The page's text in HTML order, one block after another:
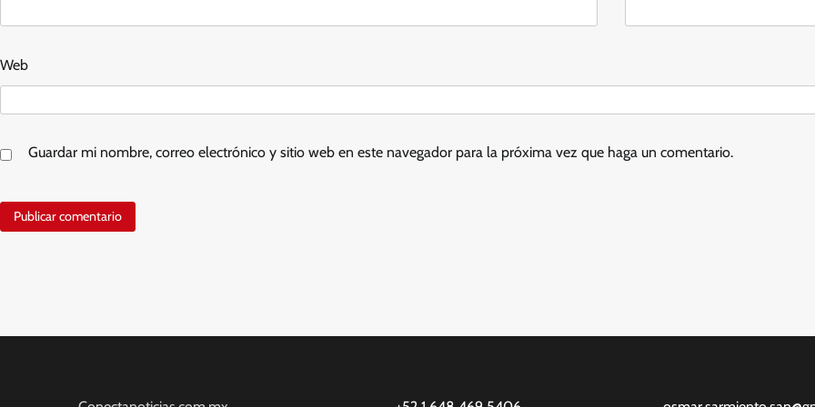
Web
Guardar mi nombre, correo electrónico y sitio web en este navegador para la próxima vez que haga un comentario.